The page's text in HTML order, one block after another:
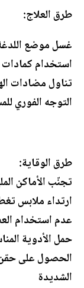
طرق العلاج:
غسل موضع
استخدام
تناول مضادات
التوجه الفوري
طرق الوقاية:
تجنّب الأماكن
ارتداء ملابس
عدم استخدام
حمل الأدوية
الحصول على حقن
الشديدة